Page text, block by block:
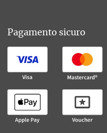
Pagamento sicuro